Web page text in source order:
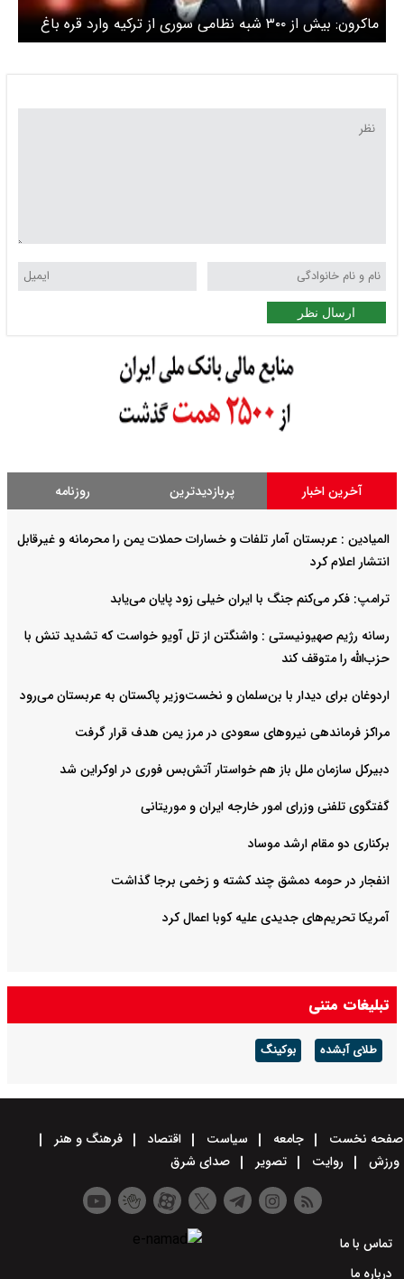
ماکرون: بیش از ۳۰۰ شبه نظامی سوری از ترکیه وارد قره باغ
شدند
ارسال نظر
آخرین اخبار پربازدیدترین روزنامه
المیادین : عربستان آمار تلفات و خسارات حملات یمن را محرمانه و غیرقابل
انتشار اعلام کرد
ترامپ: فکر می‌کنم جنگ با ایران خیلی زود پایان می‌یابد
رسانه رژیم صهیونیستی : واشنگتن از تل آویو خواست که تشدید تنش با
حزب‌الله را متوقف کند
اردوغان برای دیدار با بن‌سلمان و نخست‌وزیر پاکستان به عربستان می‌رود
مراکز فرماندهی نیروهای سعودی در مرز یمن هدف قرار گرفت
دبیرکل سازمان ملل باز هم خواستار آتش‌بس فوری در اوکراین شد
گفتگوی تلفنی وزرای امور خارجه ایران و موریتانی
برکناری دو مقام ارشد موساد
انفجار در حومه دمشق چند کشته و زخمی برجا گذاشت
آمریکا تحریم‌های جدیدی علیه کوبا اعمال کرد
تبلیغات متنی
طلای آبشده بوکینگ
صفحه نخست جامعه سیاست اقتصاد
فرهنگ و هنر
ورزش
روایت تصویر صدای شرق
تماس با ما
درباره ما